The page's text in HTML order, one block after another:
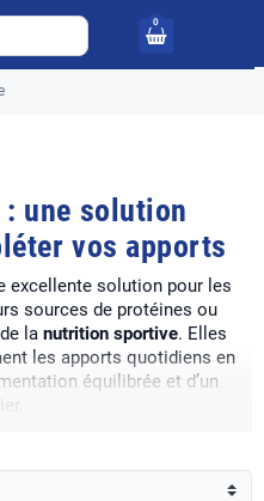
0
une solution
vos apports
excellente solution pour les
sources de protéines ou
la nutrition sportive. Elles
les apports quotidiens en
équilibrée et d’un
de musculation,
des alternatives aux